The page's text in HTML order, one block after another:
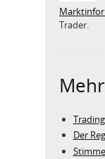
Trader.
Der